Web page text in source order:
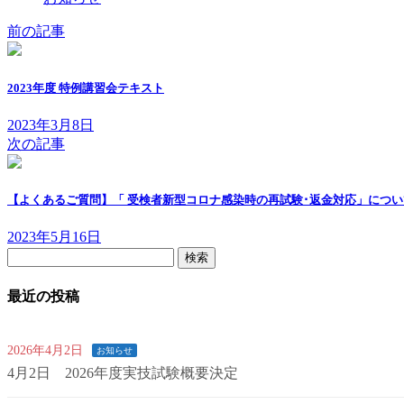
前の記事
2023年度 特例講習会テキスト
2023年3月8日
次の記事
【よくあるご質問】「 受検者新型コロナ感染時の再試験･返金対応」につ
2023年5月16日
最近の投稿
2026年4月2日 お知らせ
4月2日 2026年度実技試験概要決定